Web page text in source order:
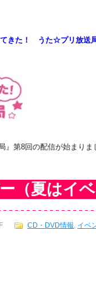
きた！ うた☆プリ放送
』第8回の配信が始まりま
（夏はイベ
CD・DVD情報, イベ